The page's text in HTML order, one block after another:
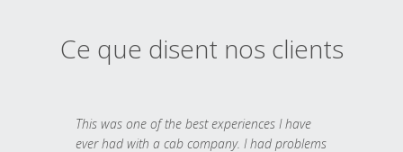
Ce que disent nos clients
This was one of the best experiences I have
ever had with a cab company. I had problems